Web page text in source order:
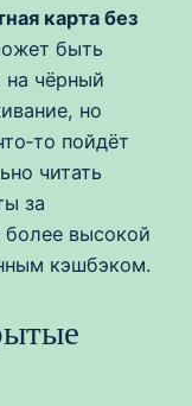
карта без
быть
чёрный
но
пойдёт
читать
за
высокой
кэшбэком.